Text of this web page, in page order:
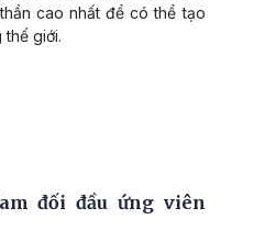
cao nhất để có thể tạo
giới.
đối đầu ứng viên